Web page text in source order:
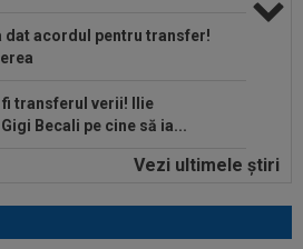
dat acordul pentru transfer!
fi transferul verii! Ilie
Becali pe cine să ia...
Decizia luată de Real
VIDEO, ora 21:00, în direct la
Vezi ultimele ştiri